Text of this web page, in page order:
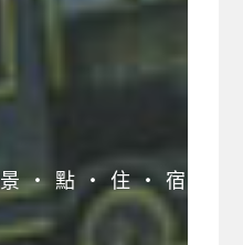
景 ‧ 點 ‧ 住 ‧ 宿